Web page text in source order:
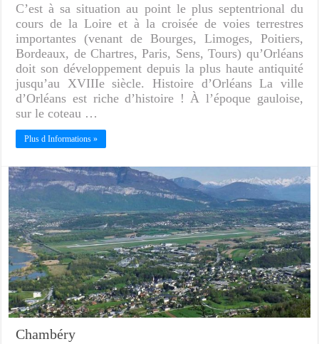
C’est à sa situation au point le plus septentrional du
cours de la Loire et à la croisée de voies terrestres
importantes (venant de Bourges, Limoges, Poitiers,
Bordeaux, de Chartres, Paris, Sens, Tours) qu’Orléans
doit son développement depuis la plus haute antiquité
jusqu’au XVIIIe siècle. Histoire d’Orléans La ville
d’Orléans est riche d’histoire ! À l’époque gauloise,
sur le coteau …
Plus d Informations »
Chambéry